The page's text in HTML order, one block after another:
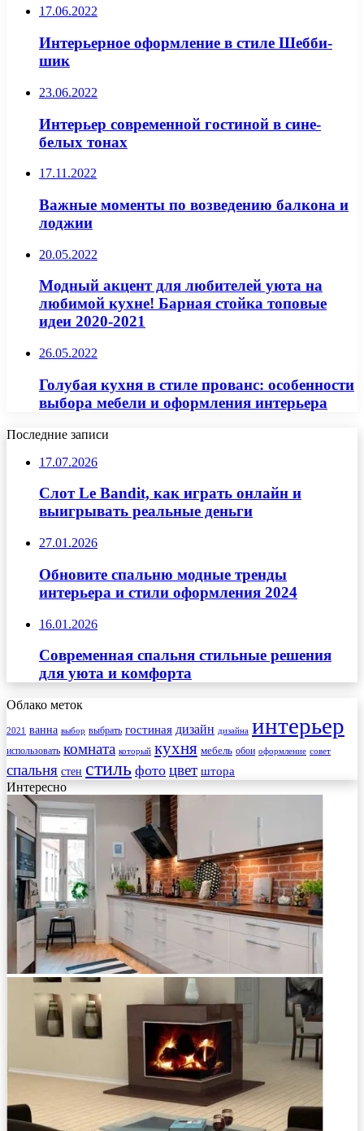
17.06.2022
Интерьерное оформление в стиле Шебби-
шик
23.06.2022
Интерьер современной гостиной в сине-
белых тонах
17.11.2022
Важные моменты по возведению балкона и
лоджии
20.05.2022
Модный акцент для любителей уюта на
любимой кухне! Барная стойка топовые
идеи 2020-2021
26.05.2022
Голубая кухня в стиле прованс: особенности
выбора мебели и оформления интерьера
Последние записи
17.07.2026
Слот Le Bandit, как играть онлайн и
выигрывать реальные деньги
27.01.2026
Обновите спальню модные тренды
интерьера и стили оформления 2024
16.01.2026
Современная спальня стильные решения
для уюта и комфорта
Облако меток
2021 ванна выбор выбрать гостиная дизайн дизайна интерьер
использовать комната который кухня мебель обои оформление совет
спальня стен стиль фото цвет штора
Интересно